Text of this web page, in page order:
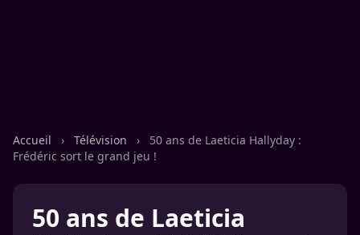
Accueil › Télévision ›
50 ans de Laeticia Hallyday :
Frédéric sort le grand jeu !
50 ans de Laeticia